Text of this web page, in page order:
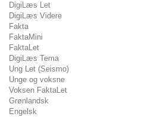
DigiLæs Let
DigiLæs Videre
Fakta
FaktaMini
FaktaLet
DigiLæs Tema
Ung Let (Seismo)
Unge og voksne
Voksen FaktaLet
Grønlandsk
Engelsk